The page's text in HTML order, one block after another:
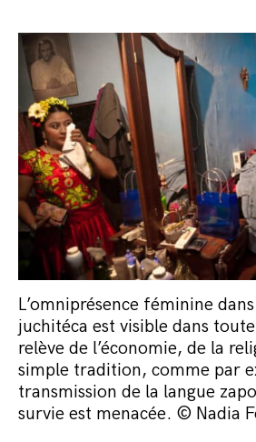
L’omniprésence féminine
juchitéca est visible dans
relève de l’économie, de la
simple tradition, comme par
transmission de la langue
survie est menacée. © Nadia